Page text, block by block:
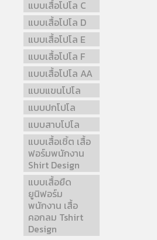
แบบเสื้อโปโล C
แบบเสื้อโปโล D
แบบเสื้อโปโล E
แบบเสื้อโปโล F
แบบเสื้อโปโล AA
แบบแขนโปโล
แบบปกโปโล
แบบสาบโปโล
แบบเสื้อเชิ้ต เสื้อ
ฟอร์มพนักงาน
Shirt Design
แบบเสื้อยืด
ยูนิฟอร์ม
พนักงาน เสื้อ
คอกลม Tshirt
Design